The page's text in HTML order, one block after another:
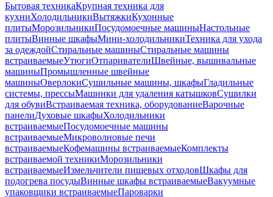
Бытовая техникаКрупная техника для
кухниХолодильникиВытяжкиКухонные
плитыМорозильникиПосудомоечные машиныНастольные
плитыВинные шкафыМини-холодильникиТехника для ухода
за одеждойСтиральные машиныСтиральные машины
встраиваемыеУтюгиОтпаривателиШвейные, вышивальные
машиныПромышленные швейные
машиныОверлокиСушильные машины, шкафыГладильные
системы, прессыМашинки для удаления катышковСушилки
для обувиВстраиваемая техника, оборудованиеВарочные
панелиДуховые шкафыХолодильники
встраиваемыеПосудомоечные машины
встраиваемыеМикроволновые печи
встраиваемыеКофемашины встраиваемыеКомплекты
встраиваемой техникиМорозильники
встраиваемыеИзмельчители пищевых отходовШкафы для
подогрева посудыВинные шкафы встраиваемыеВакуумные
упаковщики встраиваемыеПароварки